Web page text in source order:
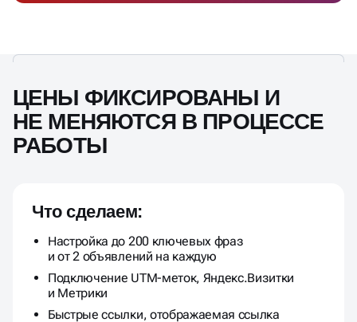
ЦЕНЫ ФИКСИРОВАНЫ И
НЕ МЕНЯЮТСЯ В ПРОЦЕССЕ
РАБОТЫ
Что сделаем:
Настройка до 200 ключевых фраз
и от 2 объявлений на каждую
Подключение UTM-меток, Яндекс.Визитки
и Метрики
Быстрые ссылки, отображаемая ссылка